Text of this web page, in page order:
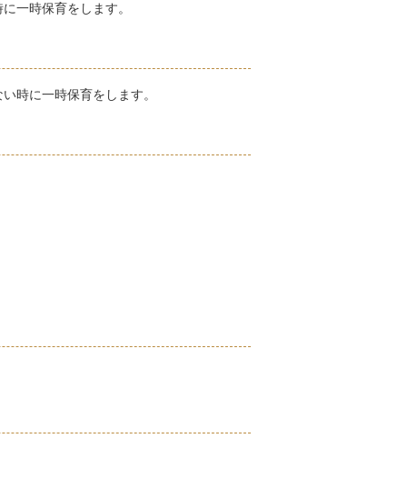
一時保育をします。
時に一時保育をします。